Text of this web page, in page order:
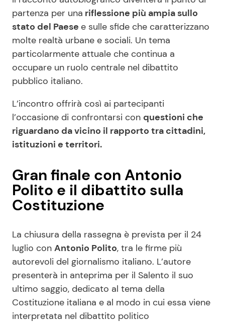
partenza per una riflessione più ampia sullo
stato del Paese e sulle sfide che caratterizzano
molte realtà urbane e sociali. Un tema
particolarmente attuale che continua a
occupare un ruolo centrale nel dibattito
pubblico italiano.
L’incontro offrirà così ai partecipanti
l’occasione di confrontarsi con questioni che
riguardano da vicino il rapporto tra cittadini,
istituzioni e territori.
Gran finale con Antonio
Polito e il dibattito sulla
Costituzione
La chiusura della rassegna è prevista per il 24
luglio con Antonio Polito, tra le firme più
autorevoli del giornalismo italiano. L’autore
presenterà in anteprima per il Salento il suo
ultimo saggio, dedicato al tema della
Costituzione italiana e al modo in cui essa viene
interpretata nel dibattito politico